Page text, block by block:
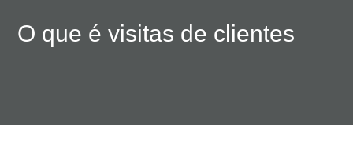
O que é visitas de clientes